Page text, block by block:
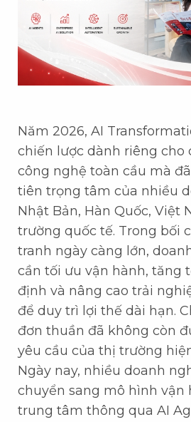
Năm 2026, AI
chiến lược dành riêng cho
công nghệ toàn cầu mà
tiên trọng tâm của nhiều
Nhật Bản, Hàn Quốc, Việt
trường quốc tế. Trong bối
tranh ngày càng lớn,
cần tối ưu vận hành, tăng
định và nâng cao trải
để duy trì lợi thế dài hạn.
đơn thuần đã không còn
yêu cầu của thị trường
Ngày nay, nhiều doanh
chuyển sang mô hình vận
trung tâm thông qua AI